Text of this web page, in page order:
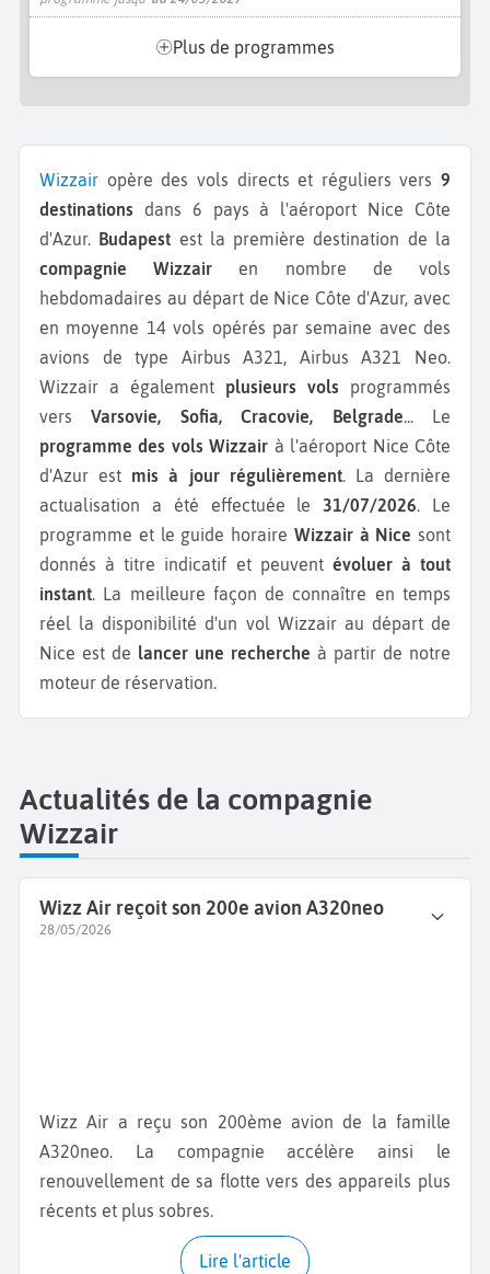
Plus de programmes
Wizzair opère des vols directs et réguliers vers 9
destinations dans 6 pays à l'aéroport Nice Côte
d'Azur. Budapest est la première destination de la
compagnie Wizzair en nombre de vols
hebdomadaires au départ de Nice Côte d'Azur, avec
en moyenne 14 vols opérés par semaine avec des
avions de type Airbus A321, Airbus A321 Neo.
Wizzair a également plusieurs vols programmés
versVarsovie, Sofia, Cracovie, Belgrade... Le
programme des vols Wizzair à l'aéroport Nice Côte
d'Azur est mis à jour régulièrement. La dernière
actualisation a été effectuée le31/07/2026. Le
programme et le guide horaire Wizzair à Nice sont
donnés à titre indicatif et peuvent évoluer à tout
instant. La meilleure façon de connaître en temps
réel la disponibilité d'un vol Wizzair au départ de
Nice est de lancer une recherche à partir de notre
moteur de réservation.
Actualités de la compagnie
Wizzair
Wizz Air reçoit son 200e avion A320neo
28/05/2026
Wizz Air a reçu son 200ème avion de la famille
A320neo. La compagnie accélère ainsi le
renouvellement de sa flotte vers des appareils plus
récents et plus sobres.
Lire l'article